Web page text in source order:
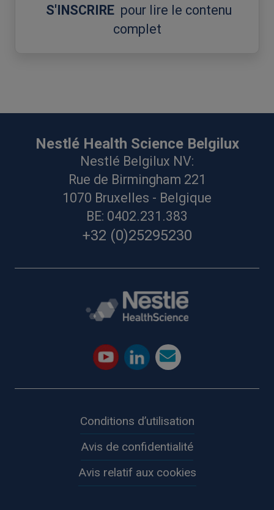
S'INSCRIRE pour lire le contenu
complet
Nestlé Health Science Belgilux
Nestlé Belgilux NV:
Rue de Birmingham 221
1070 Bruxelles - Belgique
BE: 0402.231.383
+32 (0)25295230
Conditions d’utilisation
Avis de confidentialité
Avis relatif aux cookies